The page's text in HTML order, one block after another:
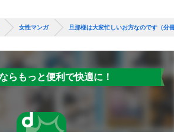
女性マンガ 旦那様は大変忙しいお方なのです（分
らもっと便利で快適に！